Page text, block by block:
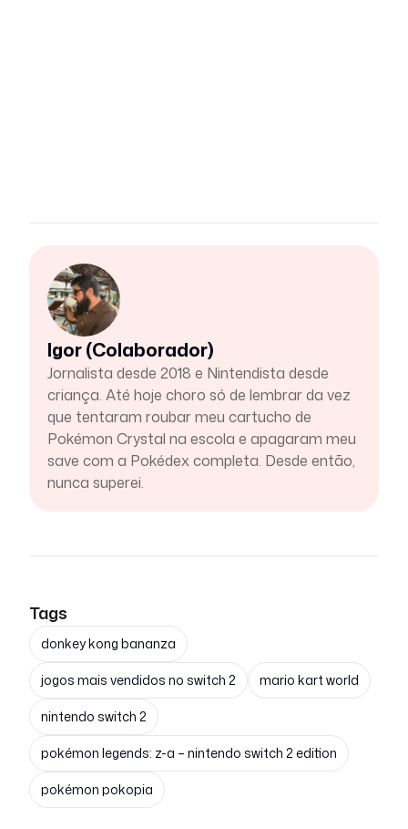
Igor (Colaborador)
Jornalista desde 2018 e Nintendista desde
criança. Até hoje choro só de lembrar da vez
que tentaram roubar meu cartucho de
Pokémon Crystal na escola e apagaram meu
save com a Pokédex completa. Desde então,
nunca superei.
Tags
donkey kong bananza
jogos mais vendidos no switch 2 mario kart world
nintendo switch 2
pokémon legends: z-a – nintendo switch 2 edition
pokémon pokopia